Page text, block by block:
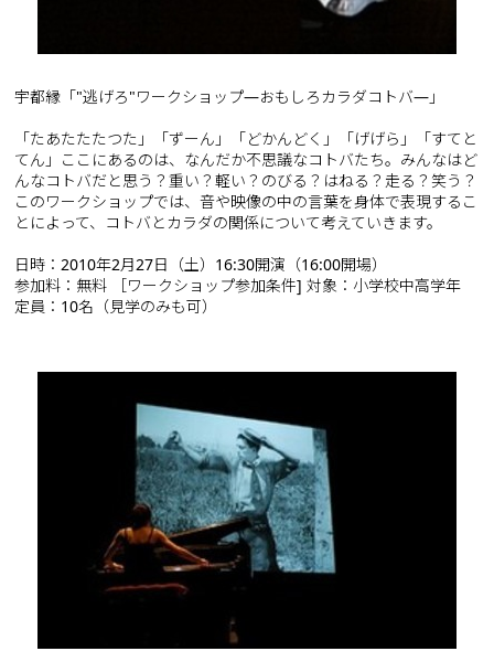
宇都縁「"逃げろ"ワークショップ―おもしろカラダコトバ―」
「たあたたたつた」「ずーん」「どかんどく」「げげら」「すてと
てん」ここにあるのは、なんだか不思議なコトバたち。みんなはど
んなコトバだと思う？重い？軽い？のびる？はねる？走る？笑う？
このワークショップでは、音や映像の中の言葉を身体で表現するこ
とによって、コトバとカラダの関係について考えていきます。
日時：2010年2月27日（土）16:30開演（16:00開場）
参加料：無料 ［ワークショップ参加条件] 対象：小学校中高学年
定員：10名（見学のみも可）